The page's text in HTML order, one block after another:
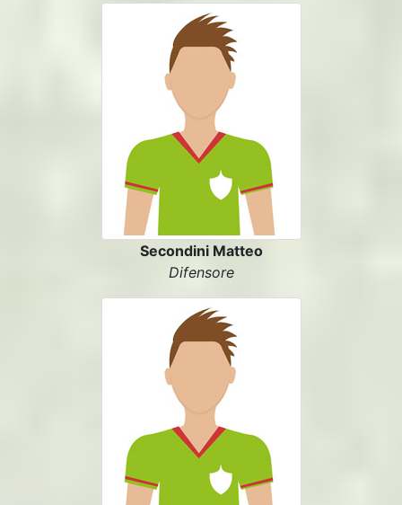
Secondini Matteo
Difensore